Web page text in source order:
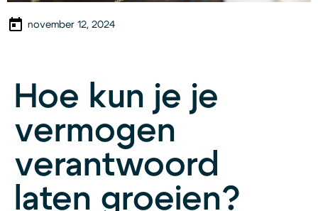
november 12, 2024
Hoe kun je je
vermogen
verantwoord
laten groeien?